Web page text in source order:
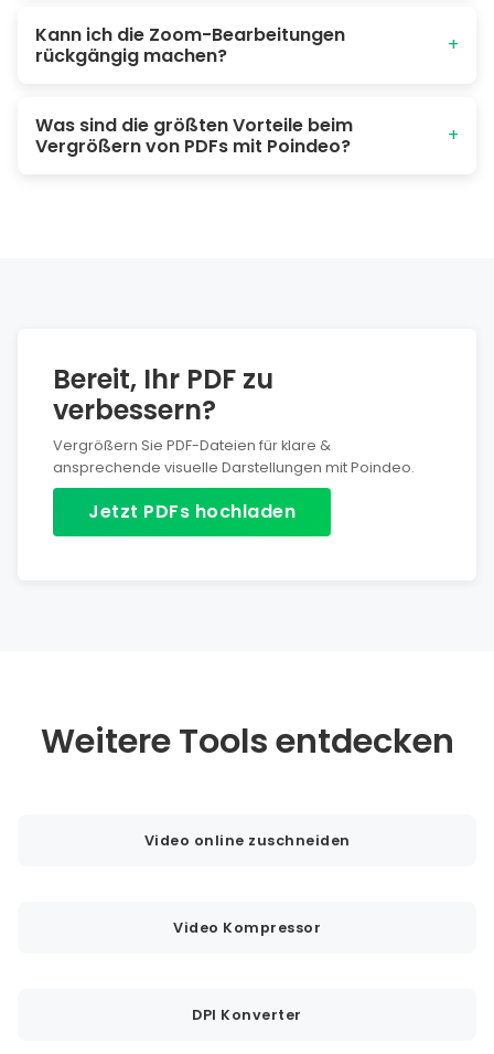
Bewegungsgeschwindigkeit und mehr anpassen.
Kann ich die Zoom-Bearbeitungen
rückgängig machen?
+
Rücktaste (Backspace) oder klicken Sie auf die Löschen-
Schaltfläche, um die Bearbeitung rückgängig zu machen.
Was sind die größten Vorteile beim
Vergrößern von PDFs mit Poindeo?
+
Bereit, Ihr PDF zu
verbessern?
Vergrößern Sie PDF-Dateien für klare &
ansprechende visuelle Darstellungen mit Poindeo.
Jetzt PDFs hochladen
Weitere Tools entdecken
Video online zuschneiden
Video Kompressor
DPI Konverter